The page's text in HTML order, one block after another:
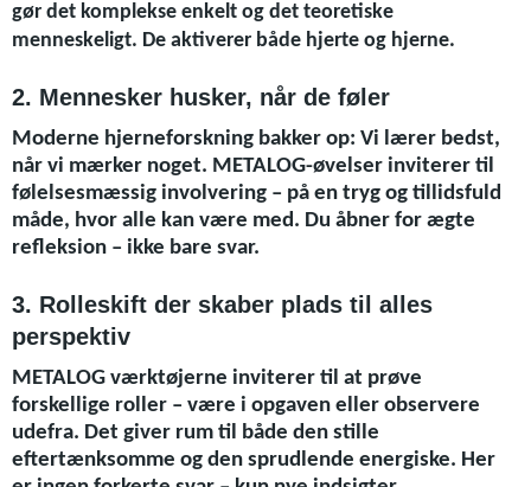
gør det komplekse enkelt og det teoretiske
menneskeligt. De aktiverer både hjerte og hjerne.
2. Mennesker husker, når de føler
Moderne hjerneforskning bakker op: Vi lærer bedst,
når vi mærker noget. METALOG-øvelser inviterer til
følelsesmæssig involvering – på en tryg og tillidsfuld
måde, hvor alle kan være med. Du åbner for ægte
refleksion – ikke bare svar.
3. Rolleskift der skaber plads til alles
perspektiv
METALOG værktøjerne inviterer til at prøve
forskellige roller – være i opgaven eller observere
udefra. Det giver rum til både den stille
eftertænksomme og den sprudlende energiske. Her